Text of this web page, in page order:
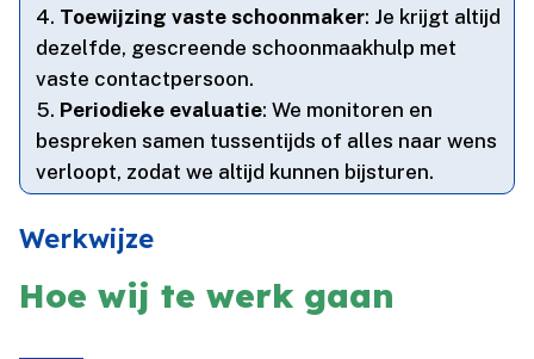
Toewijzing vaste schoonmaker: Je krijgt altijd
dezelfde, gescreende schoonmaakhulp met
vaste contactpersoon.​
Periodieke evaluatie: We monitoren en
bespreken samen tussentijds of alles naar wens
verloopt, zodat we altijd kunnen bijsturen.​
Werkwijze
Hoe wij te werk gaan